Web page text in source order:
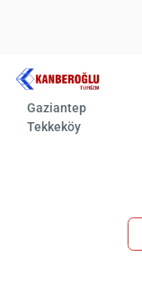
Gaziantep
Tekkeköy